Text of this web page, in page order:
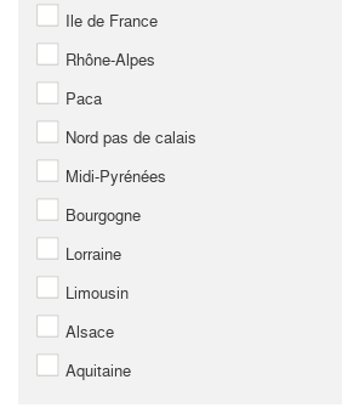
Ile de France
Rhône-Alpes
Paca
Nord pas de calais
Midi-Pyrénées
Bourgogne
Lorraine
Limousin
Alsace
Aquitaine